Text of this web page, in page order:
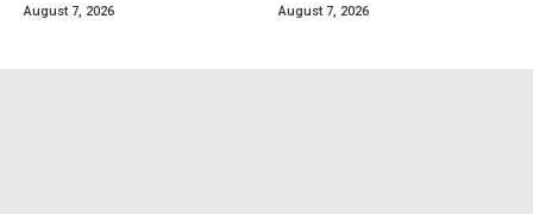
August 7, 2026 August 7, 2026